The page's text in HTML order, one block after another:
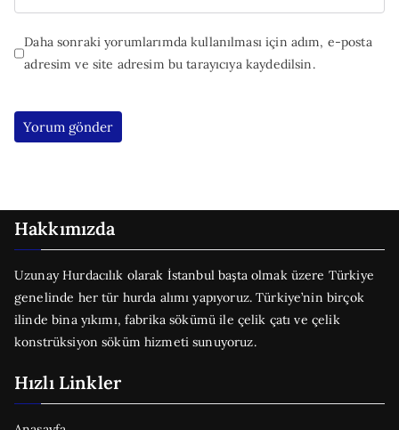
Daha sonraki yorumlarımda kullanılması için adım, e-posta
adresim ve site adresim bu tarayıcıya kaydedilsin.
Hakkımızda
Uzunay Hurdacılık olarak İstanbul başta olmak üzere Türkiye
genelinde her tür hurda alımı yapıyoruz. Türkiye’nin birçok
ilinde bina yıkımı, fabrika sökümü ile çelik çatı ve çelik
konstrüksiyon söküm hizmeti sunuyoruz.
Hızlı Linkler